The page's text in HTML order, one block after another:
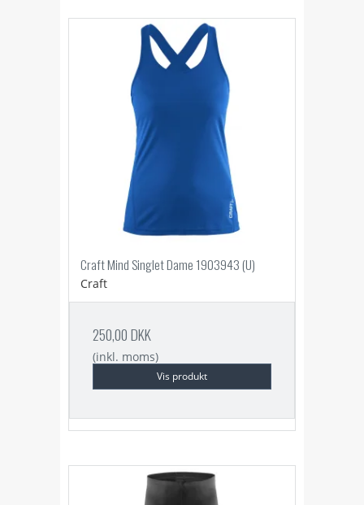
Craft Mind Singlet Dame 1903943 (U)
Craft
250,00 DKK
(inkl. moms)
Vis produkt